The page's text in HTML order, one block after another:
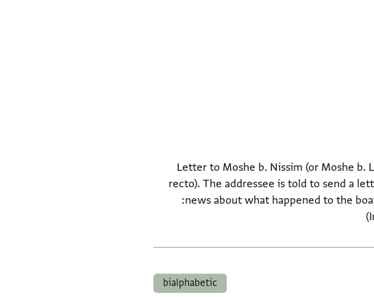
Letter to Moshe b. Nissim (or Moshe b.
recto). The addressee is told to send a
news about what happened to the boats. The sender curses the addressees' enemies. Ends with a bialphabetic blessing:
bialphabetic